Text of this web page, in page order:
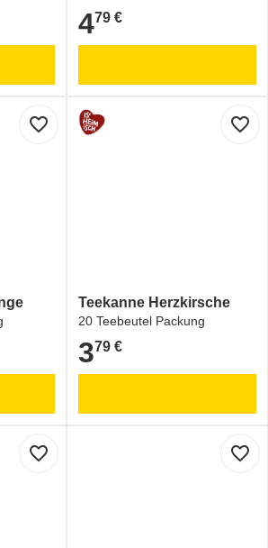
4,79 €
479 €
favorite_border favorite_border
Teekanne Herzkirsche
20 Teebeutel Packung
3,79 €
379 €
favorite_border favorite_border